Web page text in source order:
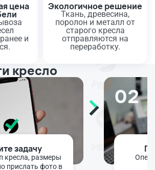
цена
и
Экологичное решение
Ткань, древесина,
поролон и металл от
старого кресла
отправляются на
переработку.
кресло
задачу
кресла, размеры
прислать фото в
02